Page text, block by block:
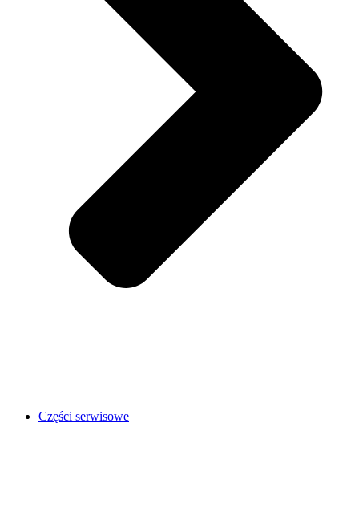
Części serwisowe